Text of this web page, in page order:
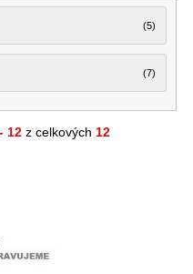
(5)
(7)
12 z celkových 12